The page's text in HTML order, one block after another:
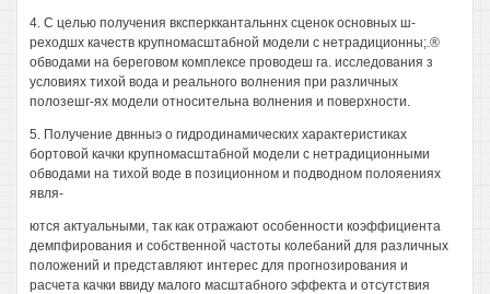
4. С целью получения вксперккантальннх сценок основных ш-
реходшх качеств крупномасштабной модели с нетрадиционны;.®
обводами на береговом комплексе проводеш га. исследования з
условиях тихой вода и реального волнения при различных
полозешг-ях модели относительна волнения и поверхности.
5. Получение двнныэ о гидродинамических характеристиках
бортовой качки крупномасштабной модели с нетрадиционными
обводами на тихой воде в позиционном и подводном полояениях
явля-
ются актуальными, так как отражают особенности коэффициента
демпфирования и собственной частоты колебаний для различных
положений и представляют интерес для прогнозирования и
расчета качки ввиду малого масштабного эффекта и отсутствия